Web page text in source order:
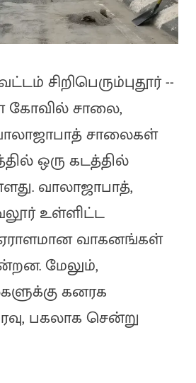
சிறிபெரும்புதூர் --
கோவில் சாலை,
சாலைகள்
ஒரு கடத்தில்
வாலாஜாபாத்,
உள்ளிட்ட
ஏராளமான வாகனங்கள்
மேலும்,
கனரக
பகலாக சென்று